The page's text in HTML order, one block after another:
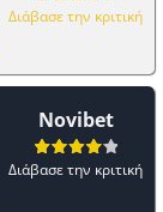
Διάβασε την κριτική
Novibet
Διάβασε την κριτική